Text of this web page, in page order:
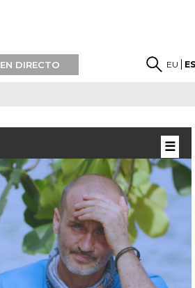
EN DIRECTO EU
☰